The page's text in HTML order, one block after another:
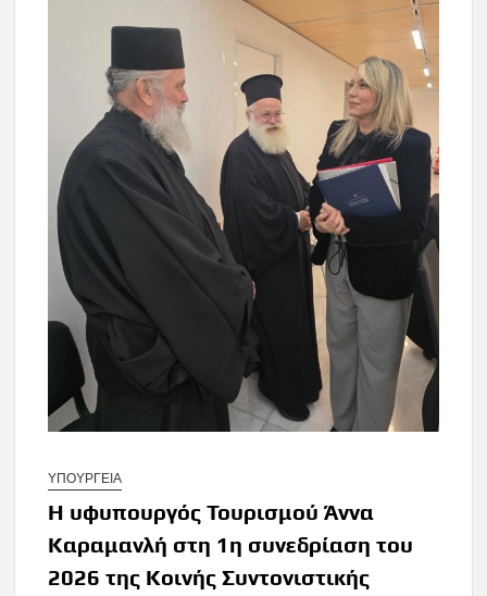
ΥΠΟΥΡΓΕΙΑ
Η υφυπουργός Τουρισμού Άννα
Καραμανλή στη 1η συνεδρίαση του
2026 της Κοινής Συντονιστικής